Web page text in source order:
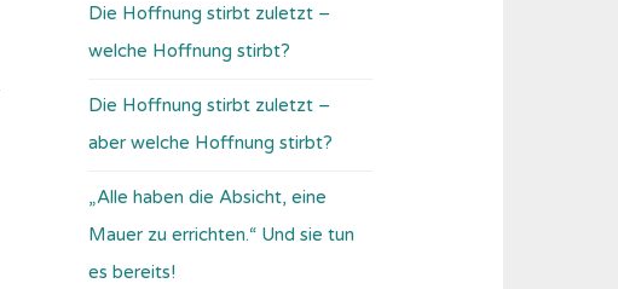
Die Hoffnung stirbt zuletzt –
welche Hoffnung stirbt?
Die Hoffnung stirbt zuletzt –
aber welche Hoffnung stirbt?
„Alle haben die Absicht, eine
Mauer zu errichten.“ Und sie tun
es bereits!